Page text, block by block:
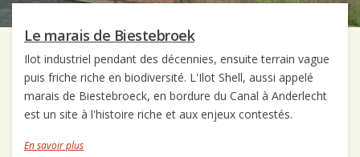
Le marais de Biestebroek
Ilot industriel pendant des décennies, ensuite terrain vague
puis friche riche en biodiversité. L'Ilot Shell, aussi appelé
marais de Biestebroeck, en bordure du Canal à Anderlecht
est un site à l'histoire riche et aux enjeux contestés.
En savoir plus